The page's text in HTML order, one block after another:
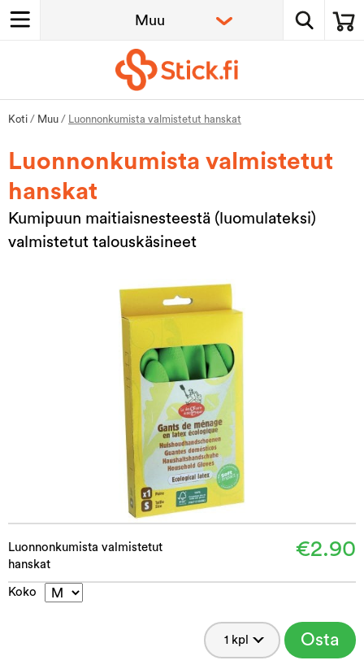
Koti / Muu / Luonnonkumista valmistetut hanskat
Luonnonkumista valmistetut
hanskat
Kumipuun maitiaisnesteestä (luomulateksi)
valmistetut talouskäsineet
Luonnonkumista valmistetut
hanskat
€2.90
Koko
Osta